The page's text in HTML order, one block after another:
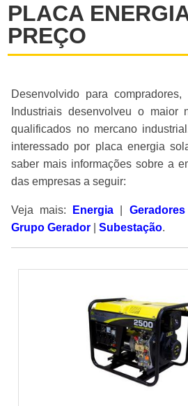
PLACA
PREÇO
Desenvolvido para
Industriais desenvolveu o maior
qualificados no mercano
interessado por placa energia
saber mais informações sobre a
das empresas a seguir:
Veja mais: Energia Geradores
Grupo Gerador |Subestação.